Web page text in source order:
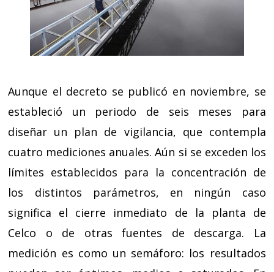
Aunque el decreto se publicó en noviembre, se
estableció un periodo de seis meses para
diseñar un plan de vigilancia, que contempla
cuatro mediciones anuales. Aún si se exceden los
límites establecidos para la concentración de
los distintos parámetros, en ningún caso
significa el cierre inmediato de la planta de
Celco o de otras fuentes de descarga. La
medición es como un semáforo: los resultados